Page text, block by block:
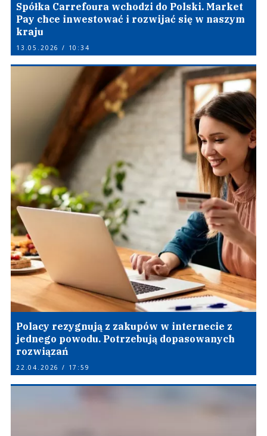
Spółka Carrefoura wchodzi do Polski. Market
Pay chce inwestować i rozwijać się w naszym
kraju
13.05.2026 / 10:34
Polacy rezygnują z zakupów w internecie z
jednego powodu. Potrzebują dopasowanych
rozwiązań
22.04.2026 / 17:59